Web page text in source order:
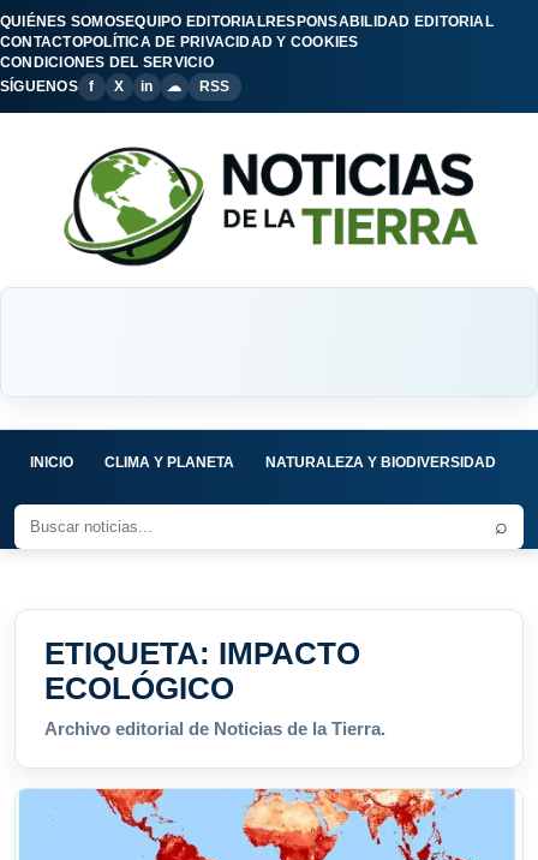
QUIÉNES SOMOSEQUIPO EDITORIALRESPONSABILIDAD EDITORIAL
CONTACTOPOLÍTICA DE PRIVACIDAD Y COOKIES
CONDICIONES DEL SERVICIO
SÍGUENOS
f X in ☁ RSS
INICIO CLIMA Y PLANETA NATURALEZA Y BIODIVERSIDAD
⌕
ETIQUETA: IMPACTO
ECOLÓGICO
Archivo editorial de Noticias de la Tierra.